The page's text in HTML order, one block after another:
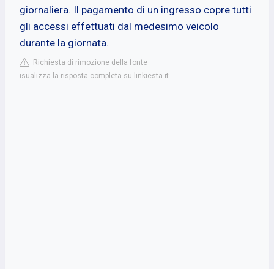
giornaliera. Il pagamento di un ingresso copre tutti
gli accessi effettuati dal medesimo veicolo
durante la giornata.
Richiesta di rimozione della fonte
isualizza la risposta completa su linkiesta.it